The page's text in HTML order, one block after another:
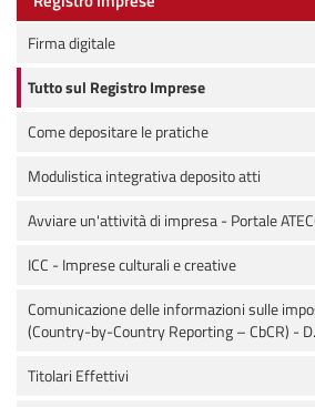
Firma digitale
Tutto sul Registro Imprese
Come depositare le pratiche
Modulistica integrativa deposito atti
Avviare un'attività di impresa - Portale
ICC - Imprese culturali e creative
Comunicazione delle informazioni sulle
(Country-by-Country Reporting – CbCR) -
Titolari Effettivi